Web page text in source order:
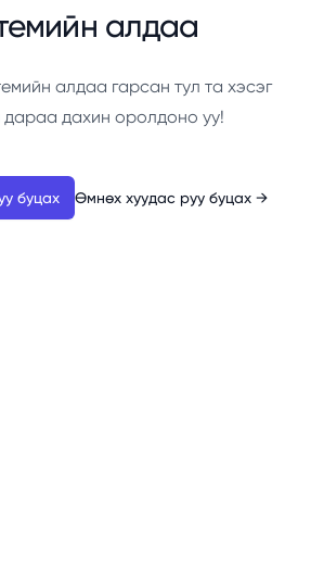
алдаа
алдаа гарсан тул та хэсэг
дараа дахин оролдоно уу!
буцах Өмнөх хуудас руу буцах →